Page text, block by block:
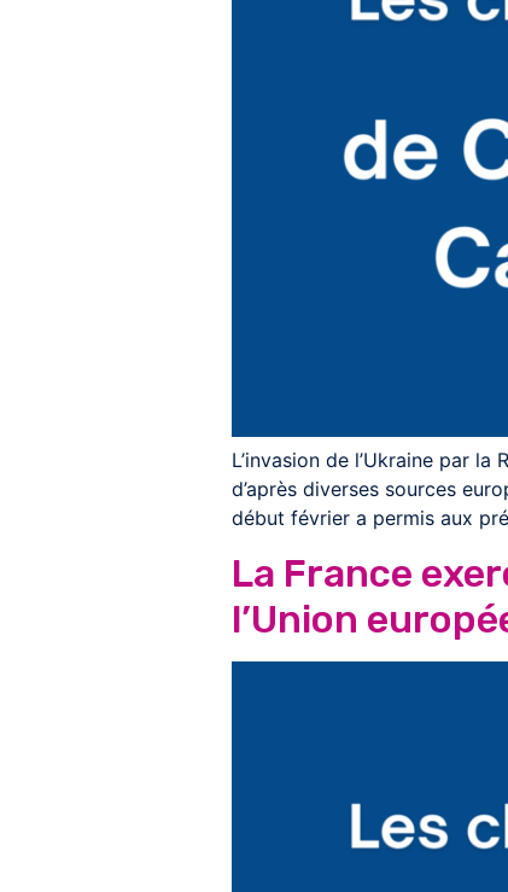
L’invasion de l’Ukraine par
d’après diverses sources
début février a permis aux
La France
l’Union